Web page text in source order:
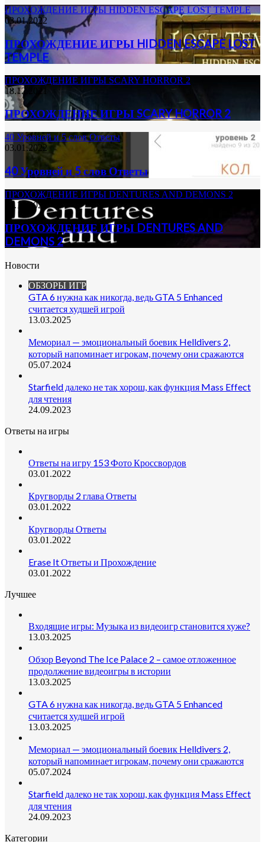
ПРОХОЖДЕНИЕ ИГРЫ HIDDEN ESCAPE LOST TEMPLE
03.01.2022
ПРОХОЖДЕНИЕ ИГРЫ HIDDEN ESCAPE LOST
TEMPLE
ПРОХОЖДЕНИЕ ИГРЫ SCARY HORROR 2
18.12.2021
ПРОХОЖДЕНИЕ ИГРЫ SCARY HORROR 2
40 Уровней и 5 слов Ответы
03.01.2022
40 Уровней и 5 слов Ответы
ПРОХОЖДЕНИЕ ИГРЫ DENTURES AND DEMONS 2
18.12.2021
ПРОХОЖДЕНИЕ ИГРЫ DENTURES AND
DEMONS 2
Новости
ОБЗОРЫ ИГР
GTA 6 нужна как никогда, ведь GTA 5 Enhanced
считается худшей игрой
13.03.2025
Мемориал — эмоциональный боевик Helldivers 2,
который напоминает игрокам, почему они сражаются
05.07.2024
Starfield далеко не так хорош, как функция Mass Effect
для чтения
24.09.2023
Ответы на игры
Ответы на игру 153 Фото Кроссвордов
03.01.2022
Кругворды 2 глава Ответы
03.01.2022
Кругворды Ответы
03.01.2022
Erase It Ответы и Прохождение
03.01.2022
Лучшее
Входящие игры: Музыка из видеоигр становится хуже?
13.03.2025
Обзор Beyond The Ice Palace 2 – самое отложенное
продолжение видеоигры в истории
13.03.2025
GTA 6 нужна как никогда, ведь GTA 5 Enhanced
считается худшей игрой
13.03.2025
Мемориал — эмоциональный боевик Helldivers 2,
который напоминает игрокам, почему они сражаются
05.07.2024
Starfield далеко не так хорош, как функция Mass Effect
для чтения
24.09.2023
Категории